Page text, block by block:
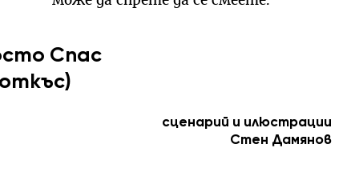
Спас
сценарий и илюстрации
Стен Дамянов